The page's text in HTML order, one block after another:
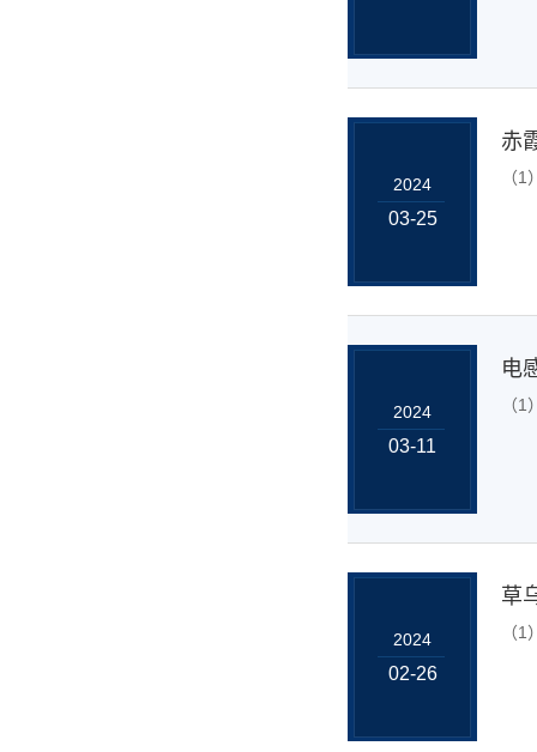
2024
03-25
赤
（
2024
03-11
电
（
2024
02-26
草
（